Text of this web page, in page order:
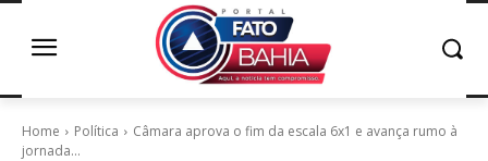
Home Política
Câmara aprova o fim da escala 6x1 e avança rumo à
jornada...